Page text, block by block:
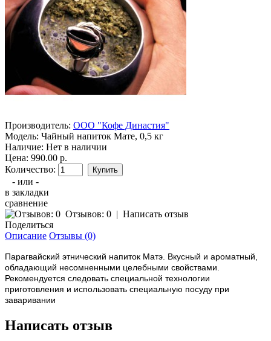
Производитель: ООО "Кофе Династия"
Модель: Чайный напиток Мате, 0,5 кг
Наличие: Нет в наличии
Цена: 990.00 р.
Количество:
- или -
в закладки
сравнение
Отзывов: 0 | Написать отзыв
Поделиться
Описание Отзывы (0)
Парагвайский этнический напиток Матэ. Вкусный и ароматный,
обладающий несомненными целебными свойствами.
Рекомендуется следовать специальной технологии
приготовления и использовать специальную посуду при
заваривании
Написать отзыв